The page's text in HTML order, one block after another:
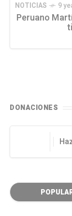
NOTICIAS 9
Peruano
DONACIONES